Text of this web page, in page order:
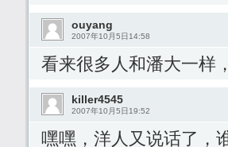
ouyang
2007年10月5日14:58
看来很多人和潘大一样
killer4545
2007年10月5日19:52
嘿嘿，洋人又说话了，